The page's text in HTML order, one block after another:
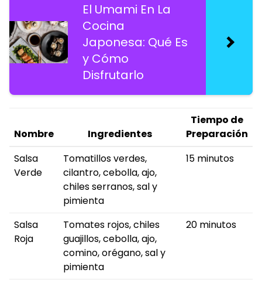
El Umami En La
Cocina
Japonesa: Qué Es
y Cómo
Disfrutarlo
Nombre Ingredientes
Tiempo de
Preparación
Salsa
Verde
Tomatillos verdes,
cilantro, cebolla, ajo,
chiles serranos, sal y
pimienta
15 minutos
Salsa
Roja
Tomates rojos, chiles
guajillos, cebolla, ajo,
comino, orégano, sal y
pimienta
20 minutos